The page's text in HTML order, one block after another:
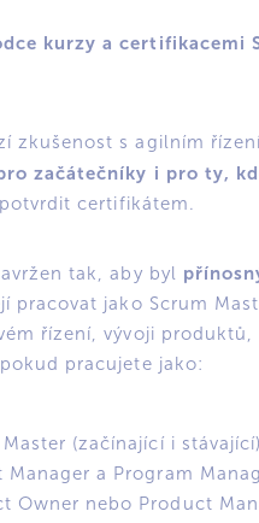
kurzy a certifikacemi
zkušenost s agilním
začátečníky i pro ty,
certifikátem.
tak, aby byl
pracovat jako Scrum
řízení, vývoji
pracujete jako:
(začínající i stávající)
Manager a Program
Owner nebo Product